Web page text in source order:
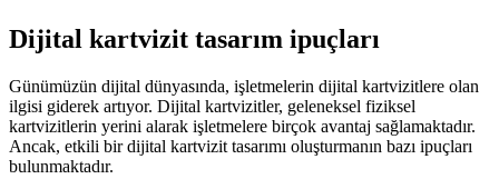
Dijital kartvizit tasarım ipuçları
Günümüzün dijital dünyasında, işletmelerin dijital kartvizitlere olan
ilgisi giderek artıyor. Dijital kartvizitler, geleneksel fiziksel
kartvizitlerin yerini alarak işletmelere birçok avantaj sağlamaktadır.
Ancak, etkili bir dijital kartvizit tasarımı oluşturmanın bazı ipuçları
bulunmaktadır.